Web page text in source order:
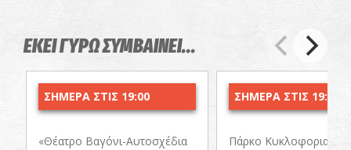
ΕΚΕΙ ΓΥΡΩ ΣΥΜΒΑΙΝΕΙ...
ΣΗΜΕΡΑ ΣΤΙΣ 19:00
«Θέατρο Βαγόνι-Αυτοσχέδια
ΣΗΜΕΡΑ ΣΤΙΣ 19:30
Πάρκο Κυκλοφοριακής